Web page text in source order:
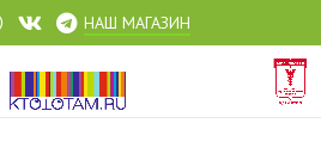
НАШ МАГАЗИН